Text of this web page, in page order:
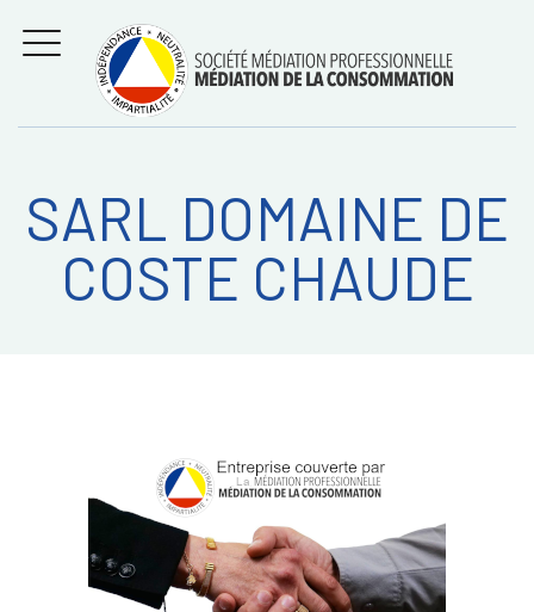
Régler les litiges
entre
consommateurs et
professionnels avec
la médiation de la
consommation
MENU
Recherche
sur:
SARL DOMAINE DE
COSTE CHAUDE